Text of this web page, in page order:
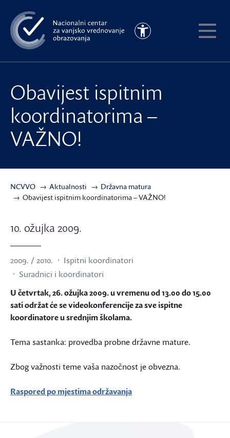
na
glavni
sadržaj
Pristupačnost
Obavijest ispitnim
koordinatorima –
VAŽNO!
NCVVO Aktualnosti
Državna matura
Obavijest ispitnim koordinatorima – VAŽNO!
10. ožujka 2009.
2009. / 2010.
Ispitni koordinatori
Suradnici i koordinatori
U četvrtak, 26. ožujka 2009. u vremenu od 13.00 do 15.00
sati održat će se videokonferencije za sve ispitne
koordinatore u srednjim školama.
Tema sastanka: provedba probne državne mature.
Zbog važnosti teme vaša nazočnost je obvezna.
Raspored po mjestima održavanja